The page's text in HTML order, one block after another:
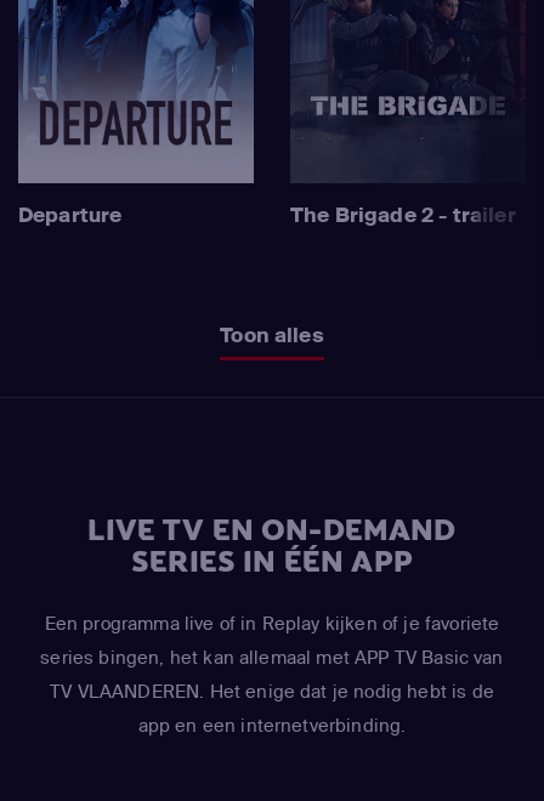
Departure The Brigade 2 - trailer
Toon alles
LIVE TV EN ON-DEMAND
SERIES IN ÉÉN APP
Een programma live of in Replay kijken of je favoriete
series bingen, het kan allemaal met APP TV Basic van
TV VLAANDEREN. Het enige dat je nodig hebt is de
app en een internetverbinding.